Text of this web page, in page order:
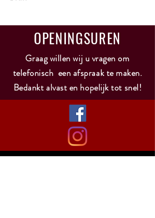
OPENINGSUREN
Graag willen wij u vragen om
telefonisch een afspraak te maken.
Bedankt alvast en hopelijk tot snel!